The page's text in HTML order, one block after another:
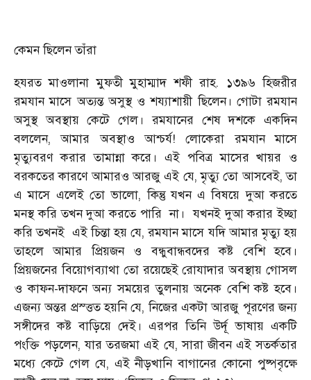
কেমন ছিলেন তাঁরা
হযরত মাওলানা মুফতী মুহাম্মাদ শফী রাহ. ১৩৯৬ হিজরীর
রমযান মাসে অত্যন্ত অসুস্থ ও শয্যাশায়ী ছিলেন। গোটা রমযান
অসুস্থ অবস্থায় কেটে গেল। রমযানের শেষ দশকে একদিন
বললেন, আমার অবস্থাও আশ্চর্য! লোকেরা রমযান মাসে
মৃত্যুবরণ করার তামান্না করে। এই পবিত্র মাসের খায়র ও
বরকতের কারণে আমারও আরজু এই যে, মৃত্যু তো আসবেই, তা
এ মাসে এলেই তো ভালো, কিন্তু যখন এ বিষয়ে দুআ করতে
মনস্থ করি তখন দুআ করতে পারি না।
যখনই দুআ করার ইচ্ছা
করি তখনই এই চিন্তা হয় যে, রমযান মাসে যদি আমার মৃত্যু হয়
তাহলে আমার প্রিয়জন ও বন্ধুবান্ধবদের কষ্ট বেশি হবে।
প্রিয়জনের বিয়োগব্যাথা তো রয়েছেই রোযাদার অবস্থায় গোসল
ও কাফন-দাফনে অন্য সময়ের তুলনায় অনেক বেশি কষ্ট হবে।
এজন্য অন্তর প্রস্ত্তত হয়নি যে, নিজের একটা আরজু পূরণের জন্য
সঙ্গীদের কষ্ট বাড়িয়ে দেই। এরপর তিনি উর্দূ ভাষায় একটি
পংক্তি পড়লেন, যার তরজমা এই যে, সারা জীবন এই সতর্কতার
মধ্যে কেটে গেল যে, এই নীড়খানি বাগানের কোনো পুষ্পবৃক্ষে